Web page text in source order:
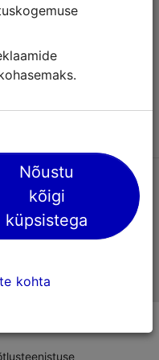
Nõustu
kõigi
küpsistega
kohta